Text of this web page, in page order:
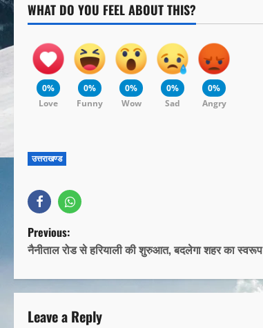
WHAT DO YOU FEEL ABOUT THIS?
0%
Love
0%
Funny
0%
Wow
0%
Sad
0%
Angry
उत्तराखण्ड
Previous:
नैनीताल रोड से हरियाली की शुरुआत, बदलेगा शहर का स्वरूप
Leave a Reply